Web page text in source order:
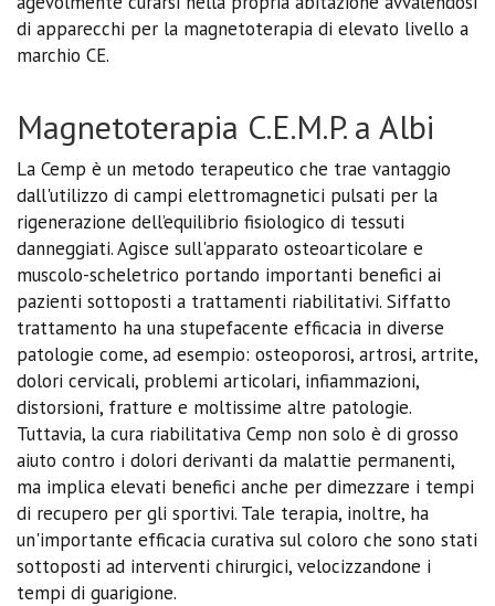
di apparecchi per la magnetoterapia di elevato livello a
marchio CE.
Magnetoterapia C.E.M.P. a Albi
La Cemp è un metodo terapeutico che trae vantaggio
dall'utilizzo di campi elettromagnetici pulsati per la
rigenerazione dell’equilibrio fisiologico di tessuti
danneggiati. Agisce sull'apparato osteoarticolare e
muscolo-scheletrico portando importanti benefici ai
pazienti sottoposti a trattamenti riabilitativi. Siffatto
trattamento ha una stupefacente efficacia in diverse
patologie come, ad esempio: osteoporosi, artrosi, artrite,
dolori cervicali, problemi articolari, infiammazioni,
distorsioni, fratture e moltissime altre patologie.
Tuttavia, la cura riabilitativa Cemp non solo è di grosso
aiuto contro i dolori derivanti da malattie permanenti,
ma implica elevati benefici anche per dimezzare i tempi
di recupero per gli sportivi. Tale terapia, inoltre, ha
un'importante efficacia curativa sul coloro che sono stati
sottoposti ad interventi chirurgici, velocizzandone i
tempi di guarigione.